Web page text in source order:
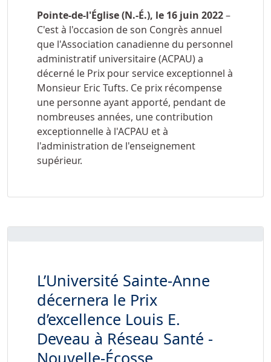
Pointe-de-l'Église (N.-É.), le 16 juin 2022–
C'est à l'occasion de son Congrès annuel
que l'Association canadienne du personnel
administratif universitaire (ACPAU) a
décerné le Prix pour service exceptionnel à
Monsieur Eric Tufts. Ce prix récompense
une personne ayant apporté, pendant de
nombreuses années, une contribution
exceptionnelle à l'ACPAU et à
l'administration de l'enseignement
supérieur.
L’Université Sainte-Anne
décernera le Prix
d’excellence Louis E.
Deveau à Réseau Santé -